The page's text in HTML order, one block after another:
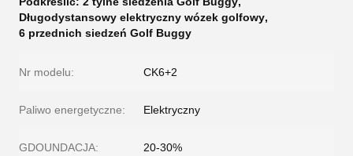
Długodystansowy elektryczny wózek golfowy,
6 przednich siedzeń Golf Buggy
Nr modelu: CK6+2
Paliwo energetyczne: Elektryczny
GDOUNDACJA: 20-30%